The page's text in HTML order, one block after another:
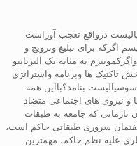
درواقع تعجب آوراست
اگرکه برای تبلیغ وترویج و
به مثابه یک آلترناتیو
تاکتیک ها وبرنامه واستراتژی
بنامد؟بااین همه
و نیروی های اجتماعی متضاد
تازمانی که جامعه به طبقات
سروری طبقاتی حاکم است،
علیه نظم حاکم، مهمترین